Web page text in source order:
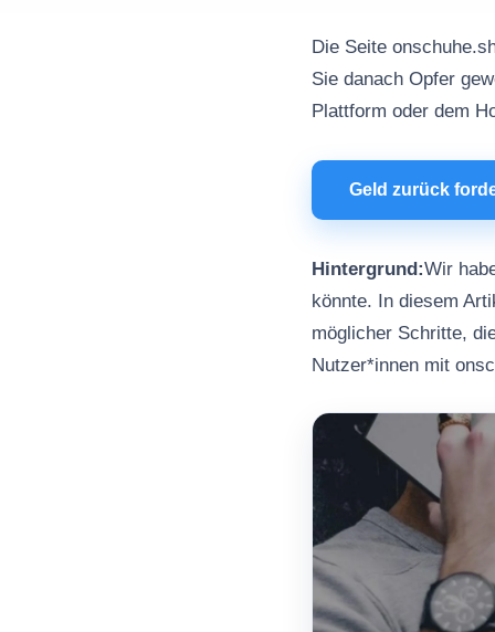
Die Seite
Sie danach Opfer
Plattform oder dem
Geld zurück
Hintergrund:Wir
könnte. In diesem
möglicher Schritte,
Nutzer*innen mit